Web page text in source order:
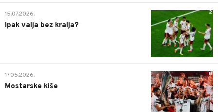
2
15.07.2026.
Ipak valja bez kralja?
0
17.05.2026.
Mostarske kiše